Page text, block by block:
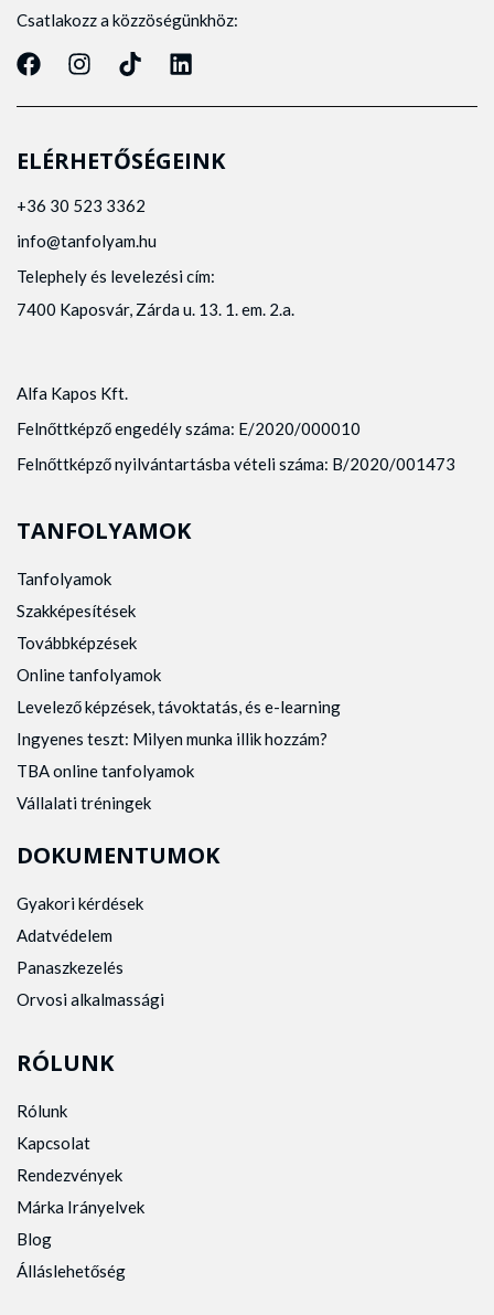
Csatlakozz a közzöségünkhöz:
ELÉRHETŐSÉGEINK
+36 30 523 3362
info@tanfolyam.hu
Telephely és levelezési cím:
7400 Kaposvár, Zárda u. 13. 1. em. 2.a.
Alfa Kapos Kft.
Felnőttképző engedély száma: E/2020/000010
Felnőttképző nyilvántartásba vételi száma: B/2020/001473
TANFOLYAMOK
Tanfolyamok
Szakképesítések
Továbbképzések
Online tanfolyamok
Levelező képzések, távoktatás, és e-learning
Ingyenes teszt: Milyen munka illik hozzám?
TBA online tanfolyamok
Vállalati tréningek
DOKUMENTUMOK
Gyakori kérdések
Adatvédelem
Panaszkezelés
Orvosi alkalmassági
RÓLUNK
Rólunk
Kapcsolat
Rendezvények
Márka Irányelvek
Blog
Álláslehetőség